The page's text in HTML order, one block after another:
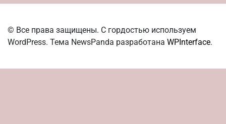
© Все права защищены. С гордостью используем
WordPress. Тема NewsPanda разработана WPInterface.